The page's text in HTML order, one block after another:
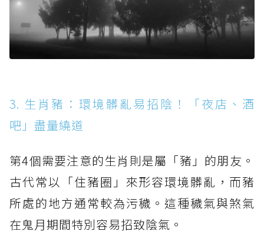
3. 生肖豬：環境髒亂易招陰！「夜店、酒
吧」盡量繞道
第4個需要注意的生肖則是屬「豬」的朋友。
古代常以「住豬圈」來形容環境髒亂，而豬
所處的地方通常較為污穢。這種穢氣與煞氣
在鬼月期間特別容易招致陰氣。